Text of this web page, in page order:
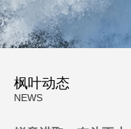
枫叶动态
NEWS